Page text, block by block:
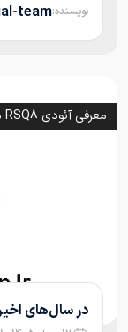
نویسنده:team
معرفی آئودی RSQ8 منصوری
در سال‌های